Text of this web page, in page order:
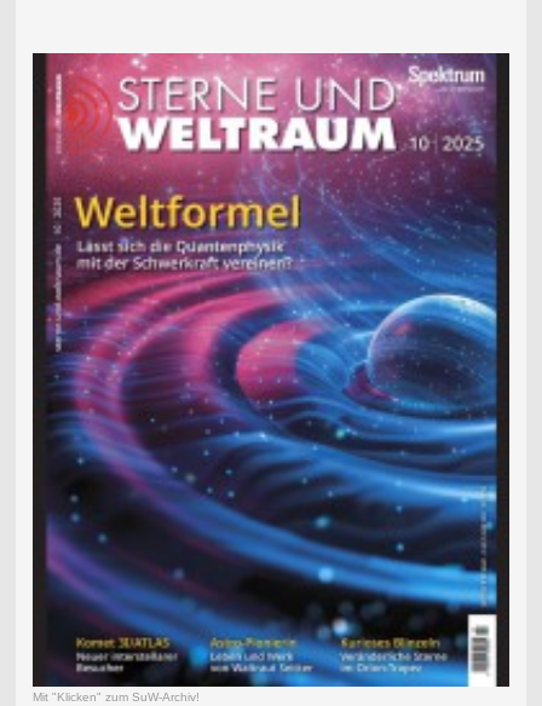
Mit "Klicken" zum SuW-Archiv!